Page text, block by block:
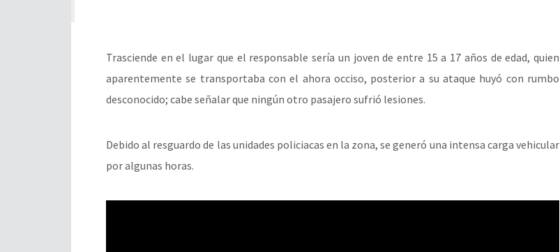
Trasciende en el lugar que el responsable sería un joven de entre 15 a 17 años de edad, quien
aparentemente se transportaba con el ahora occiso, posterior a su ataque huyó con rumbo
desconocido; cabe señalar que ningún otro pasajero sufrió lesiones.
Debido al resguardo de las unidades policiacas en la zona, se generó una intensa carga vehicular
por algunas horas.